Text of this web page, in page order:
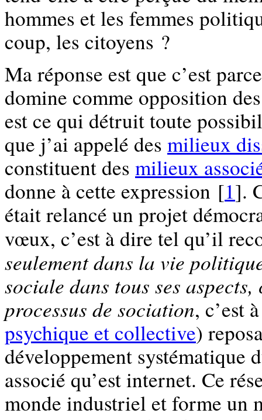
hommes et les femmes
coup, les citoyens ?
Ma réponse est que c’est
domine comme opposition
est ce qui détruit toute
que j’ai appelé des milieux
constituent des milieux
donne à cette expression [1].
était relancé un projet
vœux, c’est à dire tel qu’il
seulement dans la vie
sociale dans tous ses
processus de sociation, c’est
psychique et collective)
développement
associé qu’est internet. Ce
monde industriel et forme un